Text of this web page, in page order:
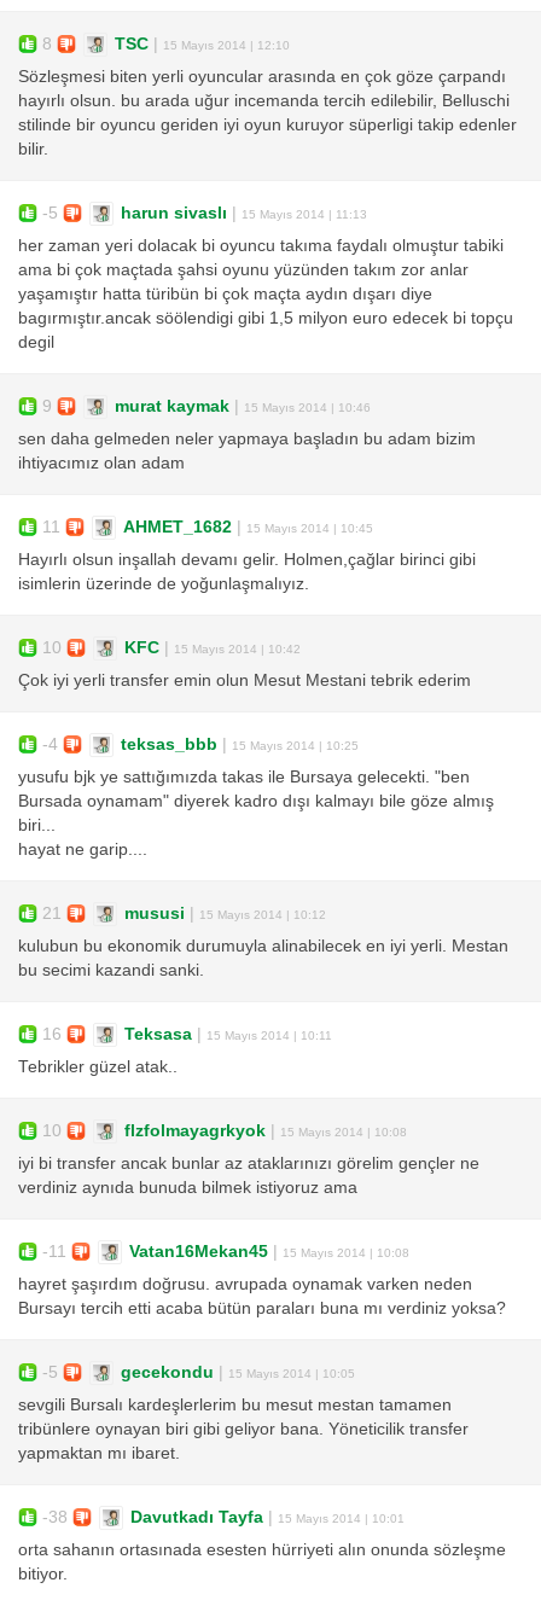
8 TSC | 15 Mayıs 2014 | 12:10
Sözleşmesi biten yerli oyuncular arasında en çok göze çarpandı
hayırlı olsun. bu arada uğur incemanda tercih edilebilir, Belluschi
stilinde bir oyuncu geriden iyi oyun kuruyor süperligi takip edenler
bilir.
-5 harun sivaslı | 15 Mayıs 2014 | 11:13
her zaman yeri dolacak bi oyuncu takıma faydalı olmuştur tabiki
ama bi çok maçtada şahsi oyunu yüzünden takım zor anlar
yaşamıştır hatta türibün bi çok maçta aydın dışarı diye
bagırmıştır.ancak söölendigi gibi 1,5 milyon euro edecek bi topçu
degil
9 murat kaymak | 15 Mayıs 2014 | 10:46
sen daha gelmeden neler yapmaya başladın bu adam bizim
ihtiyacımız olan adam
11 AHMET_1682 | 15 Mayıs 2014 | 10:45
Hayırlı olsun inşallah devamı gelir. Holmen,çağlar birinci gibi
isimlerin üzerinde de yoğunlaşmalıyız.
10 KFC | 15 Mayıs 2014 | 10:42
Çok iyi yerli transfer emin olun Mesut Mestani tebrik ederim
-4 teksas_bbb | 15 Mayıs 2014 | 10:25
yusufu bjk ye sattığımızda takas ile Bursaya gelecekti. "ben
Bursada oynamam" diyerek kadro dışı kalmayı bile göze almış
biri...
hayat ne garip....
21 mususi | 15 Mayıs 2014 | 10:12
kulubun bu ekonomik durumuyla alinabilecek en iyi yerli. Mestan
bu secimi kazandi sanki.
16 Teksasa | 15 Mayıs 2014 | 10:11
Tebrikler güzel atak..
10 flzfolmayagrkyok | 15 Mayıs 2014 | 10:08
iyi bi transfer ancak bunlar az ataklarınızı görelim gençler ne
verdiniz aynıda bunuda bilmek istiyoruz ama
-11 Vatan16Mekan45 | 15 Mayıs 2014 | 10:08
hayret şaşırdım doğrusu. avrupada oynamak varken neden
Bursayı tercih etti acaba bütün paraları buna mı verdiniz yoksa?
-5 gecekondu | 15 Mayıs 2014 | 10:05
sevgili Bursalı kardeşlerlerim bu mesut mestan tamamen
tribünlere oynayan biri gibi geliyor bana. Yöneticilik transfer
yapmaktan mı ibaret.
-38 Davutkadı Tayfa | 15 Mayıs 2014 | 10:01
orta sahanın ortasınada esesten hürriyeti alın onunda sözleşme
bitiyor.